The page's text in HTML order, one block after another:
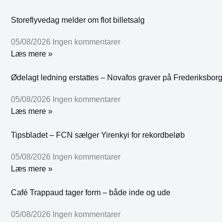
Storeflyvedag melder om flot billetsalg
05/08/2026 Ingen kommentarer
Læs mere »
Ødelagt ledning erstattes – Novafos graver på
05/08/2026 Ingen kommentarer
Læs mere »
Tipsbladet – FCN sælger Yirenkyi for rekordbeløb
05/08/2026 Ingen kommentarer
Læs mere »
Café Trappaud tager form – både inde og ude
05/08/2026 Ingen kommentarer